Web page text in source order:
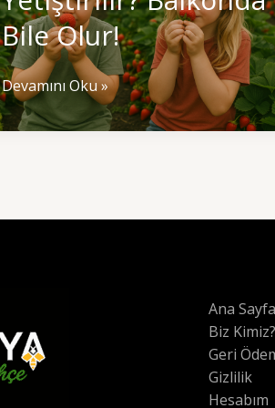
Bile Olur!
Çilek
Nasıl
Yetiştirilir?
Devamını Oku »
Ana Sayfa
Biz Kimiz?
Geri
Gizlilik
Hesabım